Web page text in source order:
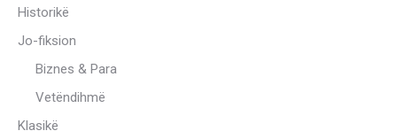
Historikë
Jo-fiksion
Biznes & Para
Vetëndihmë
Klasikë